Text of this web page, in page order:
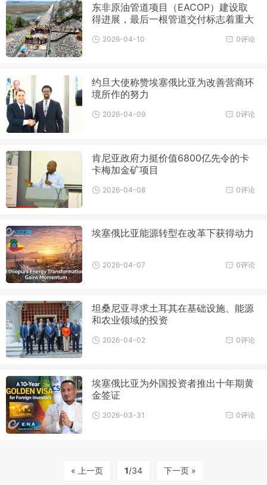
东非原油管道项目（EACOP）建设取
得进展，最后一根管道交付标志着重大
0评论
2026-04-10
约旦大使称赞埃塞俄比亚为改善营商环
境所作的努力
0评论
2026-04-09
肯尼亚政府力挺价值6800亿先令的卡
卡梅加金矿项目
0评论
2026-04-08
埃塞俄比亚能源转型在改革下获得动力
0评论
2026-04-07
坦桑尼亚寻求土耳其在基础设施、能源
和农业领域的投资
0评论
2026-04-02
埃塞俄比亚为外国投资者推出十年期黄
金签证
0评论
2026-03-31
« 上一页 1/34 下一页 »